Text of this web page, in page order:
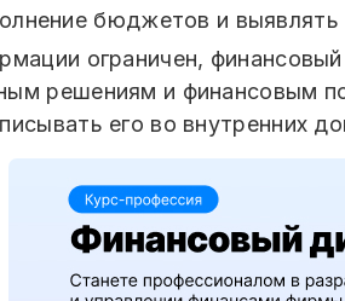
бюджетов и
ограничен,
решениям и финансовым
его во внутренних